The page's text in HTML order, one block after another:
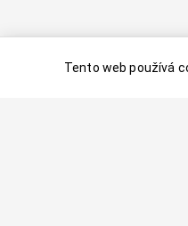
Tento web používá